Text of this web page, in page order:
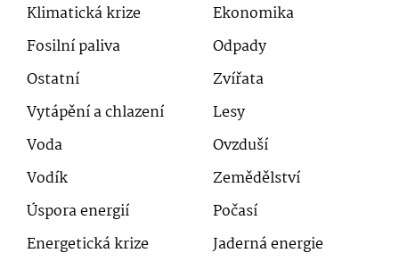
Klimatická krize
Ekonomika
Fosilní paliva
Odpady
Ostatní
Zvířata
Vytápění a chlazení
Lesy
Voda
Ovzduší
Vodík
Zemědělství
Úspora energií
Počasí
Energetická krize
Jaderná energie